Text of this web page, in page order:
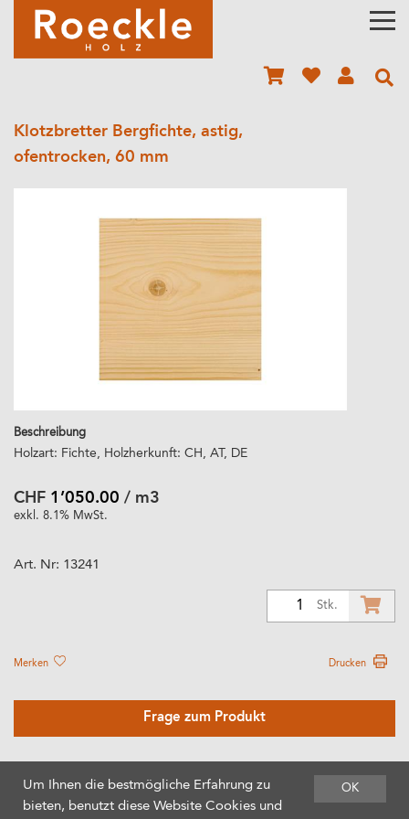
Klotzbretter Bergfichte, astig,
ofentrocken, 60 mm
Beschreibung
Holzart: Fichte, Holzherkunft: CH, AT, DE
CHF 1’050.00 / m3
exkl. 8.1% MwSt.
Art. Nr: 13241
Stk.
Merken Drucken
Frage zum Produkt
OK
Um Ihnen die bestmögliche Erfahrung zu
bieten, benutzt diese Website Cookies und